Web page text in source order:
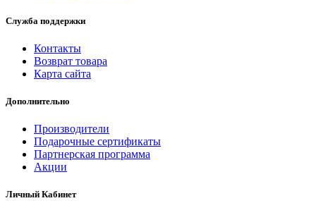
Служба поддержки
Контакты
Возврат товара
Карта сайта
Дополнительно
Производители
Подарочные сертификаты
Партнерская программа
Акции
Личный Кабинет